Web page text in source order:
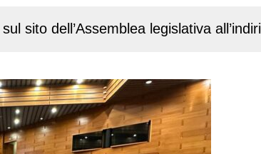
sito dell’Assemblea legislativa